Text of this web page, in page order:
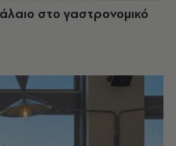
στο γαστρονομικό